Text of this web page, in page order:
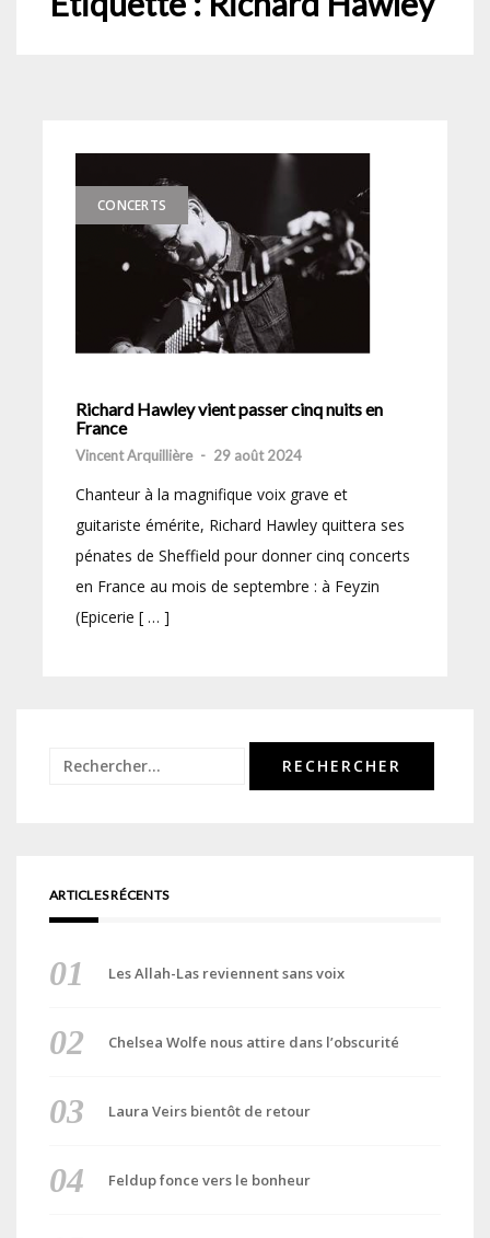
CONCERTS
Richard Hawley vient passer cinq nuits en
France
Vincent Arquillière - 29 août 2024
Chanteur à la magnifique voix grave et
guitariste émérite, Richard Hawley quittera ses
pénates de Sheffield pour donner cinq concerts
en France au mois de septembre : à Feyzin
(Epicerie [ … ]
Rechercher :
ARTICLES RÉCENTS
Les Allah-Las reviennent sans voix
Chelsea Wolfe nous attire dans l’obscurité
Laura Veirs bientôt de retour
Feldup fonce vers le bonheur